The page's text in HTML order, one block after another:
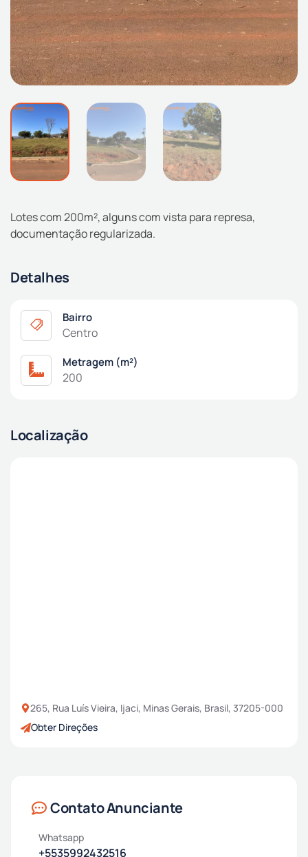
Lotes com 200m², alguns com vista para represa,
documentação regularizada.
Detalhes
Bairro
Centro
Metragem (m²)
200
Localização
265, Rua Luís Vieira, Ijaci, Minas Gerais, Brasil, 37205-000
Obter Direções
Contato Anunciante
Whatsapp
+5535992432516